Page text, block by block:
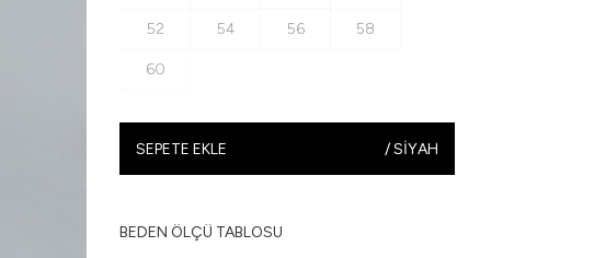
52 54 56 58
60
SEPETE EKLE /SIYAH
BEDEN ÖLÇÜ TABLOSU